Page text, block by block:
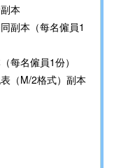
本
副本（每名僱員1
每名僱員1份）
（M/2格式）副本